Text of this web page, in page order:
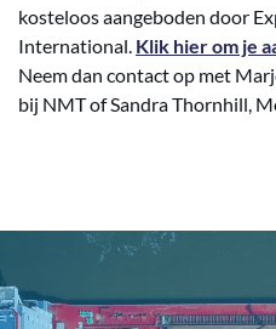
kosteloos aangeboden door
International. Klik hier om je
Neem dan contact op met
bij NMT of Sandra Thornhill,